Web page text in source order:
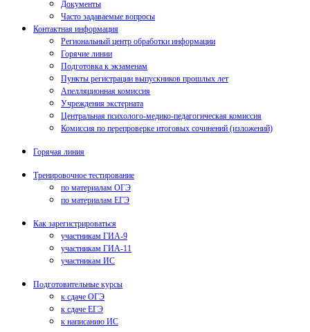
Документы
Часто задаваемые вопросы
Контактная информация
Региональный центр обработки информации
Горячие линии
Подготовка к экзаменам
Пункты регистрации выпускников прошлых лет
Апелляционная комиссия
Учреждения экстерната
Центральная психолого-медико-педагогическая комиссия
Комиссия по перепроверке итоговых сочинений (изложений)
Горячая линия
Тренировочное тестирование
по материалам ОГЭ
по материалам ЕГЭ
Как зарегистрироваться
участникам ГИА-9
участникам ГИА-11
участникам ИС
Подготовительные курсы
к сдаче ОГЭ
к сдаче ЕГЭ
к написанию ИС